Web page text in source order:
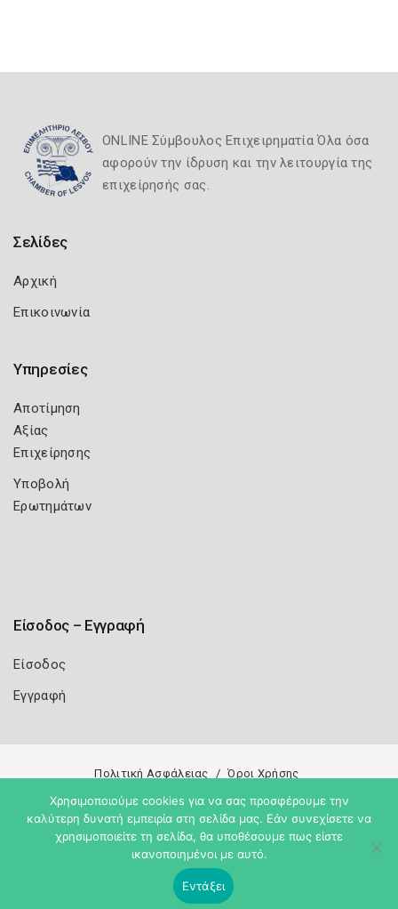
ONLINE Σύμβουλος Επιχειρηματία Όλα όσα
αφορούν την ίδρυση και την λειτουργία της
επιχείρησής σας.
Σελίδες
Αρχική
Επικοινωνία
Υπηρεσίες
Αποτίμηση
Αξίας
Επιχείρησης
Υποβολή
Ερωτημάτων
Είσοδος – Εγγραφή
Είσοδος
Εγγραφή
Πολιτική Ασφάλειας Όροι Χρήσης
Copyright 2026 Knowledge A.E.
Χρησιμοποιούμε cookies για να σας προσφέρουμε την
καλύτερη δυνατή εμπειρία στη σελίδα μας. Εάν συνεχίσετε να
χρησιμοποιείτε τη σελίδα, θα υποθέσουμε πως είστε
ικανοποιημένοι με αυτό.
Εντάξει